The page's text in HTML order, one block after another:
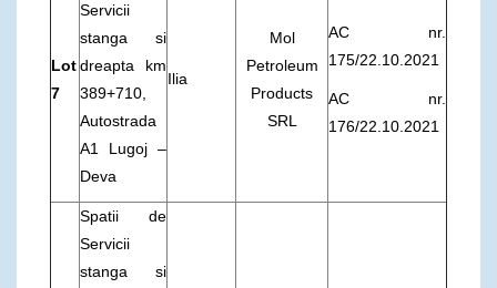
Lot
7
Servicii
stanga si
dreapta km
389+710,
Autostrada
A1 Lugoj –
Deva
Ilia
Mol
Petroleum
Products
SRL
AC nr.
175/22.10.2021
AC nr.
176/22.10.2021
Spatii de
Servicii
stanga si